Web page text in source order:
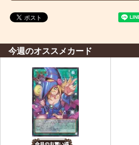
今週のオススメカード